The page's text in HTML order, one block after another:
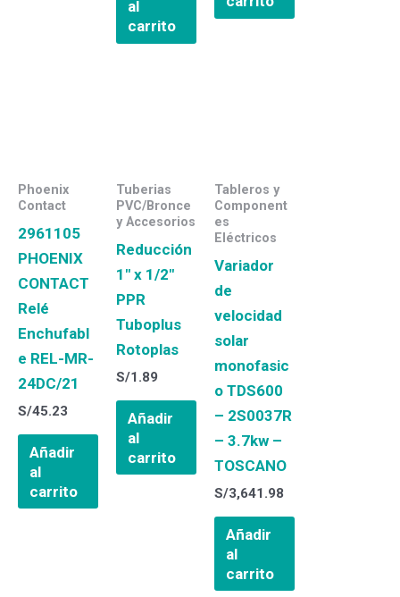
al
carrito
Phoenix
Contact
2961105
PHOENIX
CONTACT
Relé
Enchufabl
e REL-MR-
24DC/21
S/45.23
Añadir
al
carrito
Tuberias
PVC/Bronce
y Accesorios
Reducción
1″ x 1/2″
PPR
Tuboplus
Rotoplas
S/1.89
Añadir
al
carrito
Tableros y
Component
es
Eléctricos
Variador
de
velocidad
solar
monofasic
o TDS600
– 2S0037R
– 3.7kw –
TOSCANO
S/3,641.98
Añadir
al
carrito